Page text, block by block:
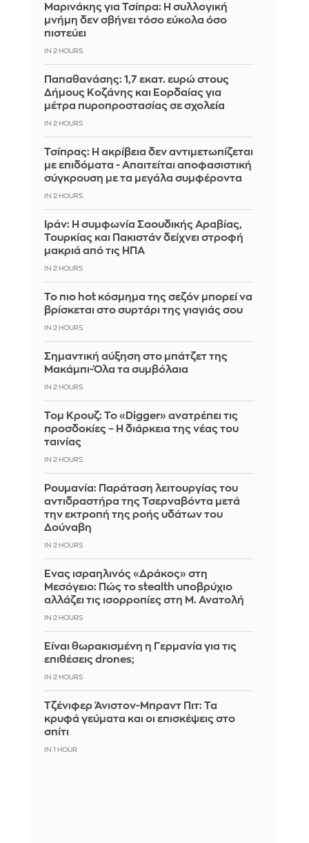
Μαρινάκης για Τσίπρα: Η συλλογική
μνήμη δεν σβήνει τόσο εύκολα όσο
πιστεύει
IN 2 HOURS
Παπαθανάσης: 1,7 εκατ. ευρώ στους
Δήμους Κοζάνης και Εορδαίας για
μέτρα πυροπροστασίας σε σχολεία
IN 2 HOURS
Τσίπρας: Η ακρίβεια δεν αντιμετωπίζεται
με επιδόματα - Απαιτείται αποφασιστική
σύγκρουση με τα μεγάλα συμφέροντα
IN 2 HOURS
Ιράν: Η συμφωνία Σαουδικής Αραβίας,
Τουρκίας και Πακιστάν δείχνει στροφή
μακριά από τις ΗΠΑ
IN 2 HOURS
Το πιο hot κόσμημα της σεζόν μπορεί να
βρίσκεται στο συρτάρι της γιαγιάς σου
IN 2 HOURS
Σημαντική αύξηση στο μπάτζετ της
Μακάμπι-Όλα τα συμβόλαια
IN 2 HOURS
Τομ Κρουζ: Το «Digger» ανατρέπει τις
προσδοκίες – Η διάρκεια της νέας του
ταινίας
IN 2 HOURS
Ρουμανία: Παράταση λειτουργίας του
αντιδραστήρα της Τσερναβόντα μετά
την εκτροπή της ροής υδάτων του
Δούναβη
IN 2 HOURS
Ένας ισραηλινός «Δράκος» στη
Μεσόγειο: Πώς το stealth υποβρύχιο
αλλάζει τις ισορροπίες στη Μ. Ανατολή
IN 2 HOURS
Είναι θωρακισμένη η Γερμανία για τις
επιθέσεις drones;
IN 2 HOURS
Τζένιφερ Άνιστον-Μπραντ Πιτ: Τα
κρυφά γεύματα και οι επισκέψεις στο
σπίτι
IN 1 HOUR